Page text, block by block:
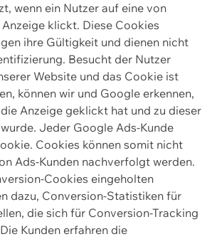
wenn ein Nutzer auf eine von
klickt. Diese Cookies
ihre Gültigkeit und dienen nicht
Besucht der Nutzer
Website und das Cookie ist
können wir und Google erkennen,
Anzeige geklickt hat und zu dieser
Jeder Google Ads-Kunde
Cookies können somit nicht
Ads-Kunden nachverfolgt werden.
Cookies eingeholten
dazu, Conversion-Statistiken für
die sich für Conversion-Tracking
Kunden erfahren die